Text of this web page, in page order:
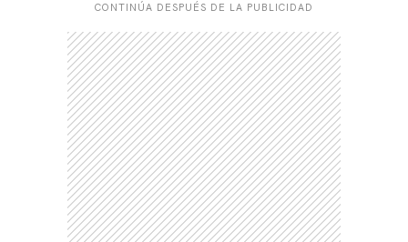
CONTINÚA DESPUÉS DE LA PUBLICIDAD